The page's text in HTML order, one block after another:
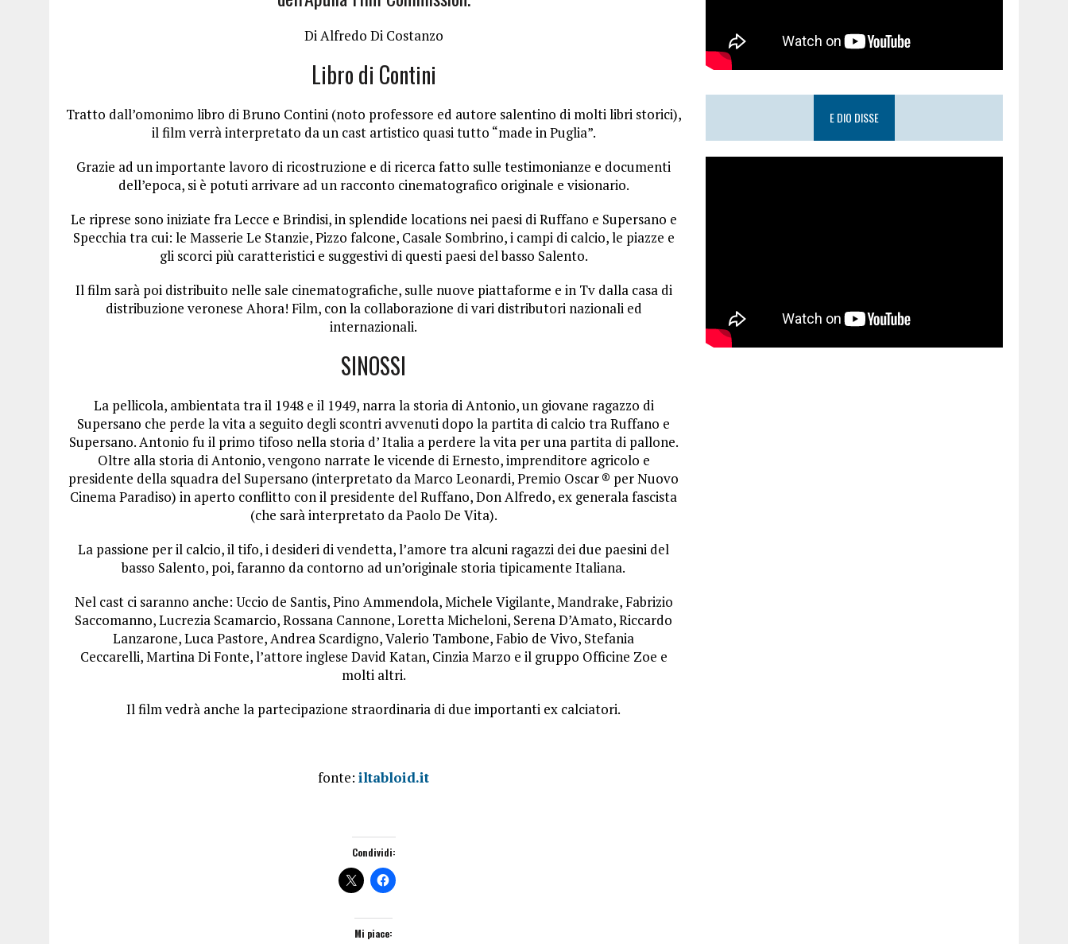
Di Alfredo Di Costanzo
Libro di Contini
Tratto dall’omonimo libro di Bruno Contini (noto professore ed autore salentino di molti libri storici),
il film verrà interpretato da un cast artistico quasi tutto “made in Puglia”.
Grazie ad un importante lavoro di ricostruzione e di ricerca fatto sulle testimonianze e documenti
dell’epoca, si è potuti arrivare ad un racconto cinematografico originale e visionario.
Le riprese sono iniziate fra Lecce e Brindisi, in splendide locations nei paesi di Ruffano e Supersano e
Specchia tra cui: le Masserie Le Stanzie, Pizzo falcone, Casale Sombrino, i campi di calcio, le piazze e
gli scorci più caratteristici e suggestivi di questi paesi del basso Salento.
Il film sarà poi distribuito nelle sale cinematografiche, sulle nuove piattaforme e in Tv dalla casa di
distribuzione veronese Ahora! Film, con la collaborazione di vari distributori nazionali ed
internazionali.
SINOSSI
La pellicola, ambientata tra il 1948 e il 1949, narra la storia di Antonio, un giovane ragazzo di
Supersano che perde la vita a seguito degli scontri avvenuti dopo la partita di calcio tra Ruffano e
Supersano. Antonio fu il primo tifoso nella storia d’ Italia a perdere la vita per una partita di pallone.
Oltre alla storia di Antonio, vengono narrate le vicende di Ernesto, imprenditore agricolo e
presidente della squadra del Supersano (interpretato da Marco Leonardi, Premio Oscar ® per Nuovo
Cinema Paradiso) in aperto conflitto con il presidente del Ruffano, Don Alfredo, ex generala fascista
(che sarà interpretato da Paolo De Vita).
La passione per il calcio, il tifo, i desideri di vendetta, l’amore tra alcuni ragazzi dei due paesini del
basso Salento, poi, faranno da contorno ad un’originale storia tipicamente Italiana.
Nel cast ci saranno anche: Uccio de Santis, Pino Ammendola, Michele Vigilante, Mandrake, Fabrizio
Saccomanno, Lucrezia Scamarcio, Rossana Cannone, Loretta Micheloni, Serena D’Amato, Riccardo
Lanzarone, Luca Pastore, Andrea Scardigno, Valerio Tambone, Fabio de Vivo, Stefania
Ceccarelli, Martina Di Fonte, l’attore inglese David Katan, Cinzia Marzo e il gruppo Officine Zoe e
molti altri.
Il film vedrà anche la partecipazione straordinaria di due importanti ex calciatori.
fonte:iltabloid.it
Condividi:
Mi piace:
E DIO DISSE